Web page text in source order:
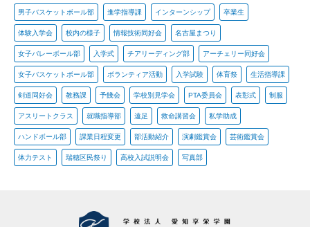
男子バスケットボール部 進学指導課 インターンシップ 卒業生
体験入学会 校内の様子 情報技術同好会 名古屋まつり
女子バレーボール部 入学式 チアリーディング部 アーチェリー同好会
女子バスケットボール部 ボランティア活動 入学試験 体育祭 生活指導課
剣道同好会 教務課 予餞会 学校別見学会 PTA委員会 表彰式 制服
アスリートクラス 就職指導部 遠足 救命講習会 私学助成
ハンドボール部 課業日程変更 部活動紹介 演劇鑑賞会 芸術鑑賞会
体力テスト 瑞穂区民祭り 高校入試説明会 写真部